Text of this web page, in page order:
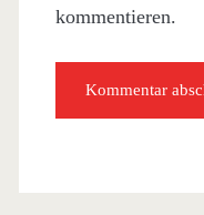
kommentieren.